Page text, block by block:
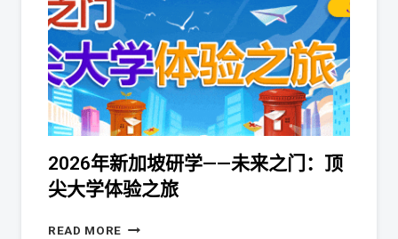
2026年新加坡研学——未来之门：顶
尖大学体验之旅 ​
READ MORE